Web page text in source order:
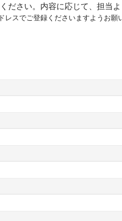
さい。内容に応じて、担当よ
スでご登録くださいますようお願